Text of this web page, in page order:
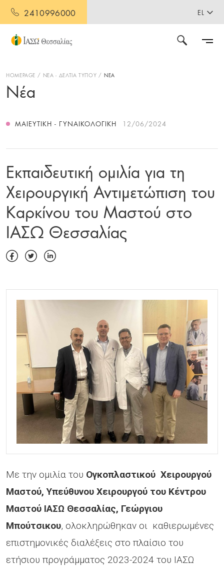
2410996000 EL
HOMEPAGE ΝΕΑ - ΔΕΛΤΙΑ ΤΥΠΟΥ ΝΕΑ
Νέα
ΜΑΙΕΥΤΙΚΉ - ΓΥΝΑΙΚΟΛΟΓΙΚΉ 12/06/2024
Εκπαιδευτική ομιλία για τη
Χειρουργική Αντιμετώπιση του
Καρκίνου του Μαστού στο
ΙΑΣΩ Θεσσαλίας
Με την ομιλία του Ογκοπλαστικού Χειρουργού
Μαστού, Υπεύθυνου Χειρουργού του Κέντρου
Μαστού ΙΑΣΩ Θεσσαλίας, Γεώργιου
Μπούτσικου, ολοκληρώθηκαν οι καθιερωμένες
επιστημονικές διαλέξεις στο πλαίσιο του
ετήσιου προγράμματος 2023-2024 του ΙΑΣΩ